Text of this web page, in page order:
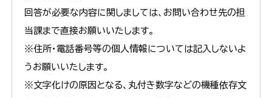
回答が必要な内容に関しましては、お問い合わせ先の担
当課まで直接お願いいたします。
※住所・電話番号等の個人情報については記入しないよ
うお願いいたします。
※文字化けの原因となる、丸付き数字などの機種依存文